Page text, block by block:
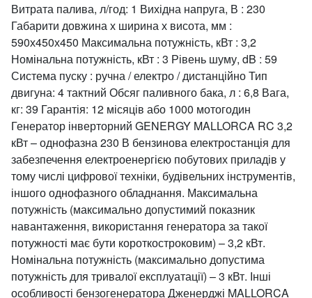
Витрата палива, л/год: 1 Вихідна напруга, В : 230
Габарити довжина х ширина х висота, мм :
590х450х450 Максимальна потужність, кВт : 3,2
Номінальна потужність, кВт : 3 Рівень шуму, dB : 59
Система пуску : ручна / електро / дистанційно Тип
двигуна: 4 тактний Обсяг паливного бака, л : 6,8 Вага,
кг: 39 Гарантія: 12 місяців або 1000 мотогодин
Генератор інверторний GENERGY MALLORCA RC 3,2
кВт – однофазна 230 В бензинова електростанція для
забезпечення електроенергією побутових приладів у
тому числі цифрової техніки, будівельних інструментів,
іншого однофазного обладнання. Максимальна
потужність (максимально допустимий показник
навантаження, використання генератора за такої
потужності має бути короткостроковим) – 3,2 кВт.
Номінальна потужність (максимально допустима
потужність для тривалої експлуатації) – 3 кВт. Інші
особливості бензогенератора Дженерджі MALLORCA